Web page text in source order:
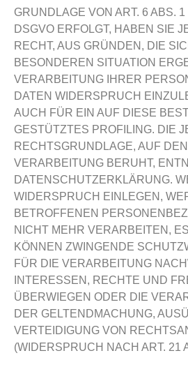
GRUNDLAGE VON ART. 6 ABS. 1
DSGVO ERFOLGT, HABEN SIE
RECHT, AUS GRÜNDEN, DIE
BESONDEREN SITUATION
VERARBEITUNG IHRER
DATEN WIDERSPRUCH
AUCH FÜR EIN AUF DIESE
GESTÜTZTES PROFILING. DIE
RECHTSGRUNDLAGE, AUF
VERARBEITUNG BERUHT,
DATENSCHUTZERKLÄRUNG.
WIDERSPRUCH EINLEGEN,
BETROFFENEN
NICHT MEHR VERARBEITEN,
KÖNNEN ZWINGENDE
FÜR DIE VERARBEITUNG
INTERESSEN, RECHTE UND
ÜBERWIEGEN ODER DIE
DER GELTENDMACHUNG,
VERTEIDIGUNG VON
(WIDERSPRUCH NACH ART. 21